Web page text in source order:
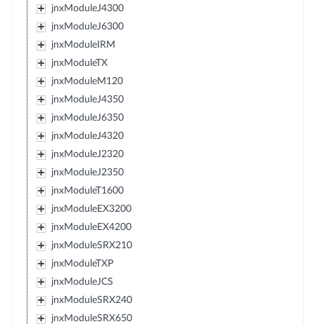
jnxModuleJ4300
jnxModuleJ6300
jnxModuleIRM
jnxModuleTX
jnxModuleM120
jnxModuleJ4350
jnxModuleJ6350
jnxModuleJ4320
jnxModuleJ2320
jnxModuleJ2350
jnxModuleT1600
jnxModuleEX3200
jnxModuleEX4200
jnxModuleSRX210
jnxModuleTXP
jnxModuleJCS
jnxModuleSRX240
jnxModuleSRX650